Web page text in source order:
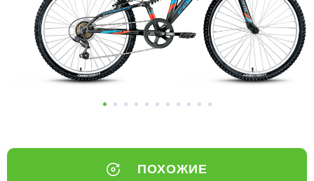
ПОХОЖИЕ
Добавляйте товары
в корзину
Оплачивайте сегодня только
25% картой любого банка
выбранный способом